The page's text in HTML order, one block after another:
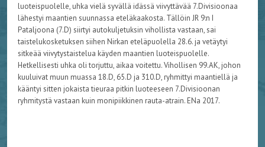
luoteispuolelle, uhka vielä syvällä idässä viivyttävää 7.Divisioonaa
lähestyi maantien suunnassa eteläkaakosta. Tällöin JR 9:n I
Pataljoona (7.D) siirtyi autokuljetuksin vihollista vastaan, sai
taistelukosketuksen siihen Nirkan eteläpuolella 28.6. ja vetäytyi
sitkeää viivytystaistelua käyden maantien luoteispuolelle.
Hetkellisesti uhka oli torjuttu, aikaa voitettu. Vihollisen 99.AK, johon
kuuluivat muun muassa 18.D, 65.D ja 310.D, ryhmittyi maantiellä ja
kääntyi sitten jokaista tieuraa pitkin luoteeseen 7.Divisioonan
ryhmitystä vastaan kuin monipiikkinen rauta-atrain. ENa 2017.